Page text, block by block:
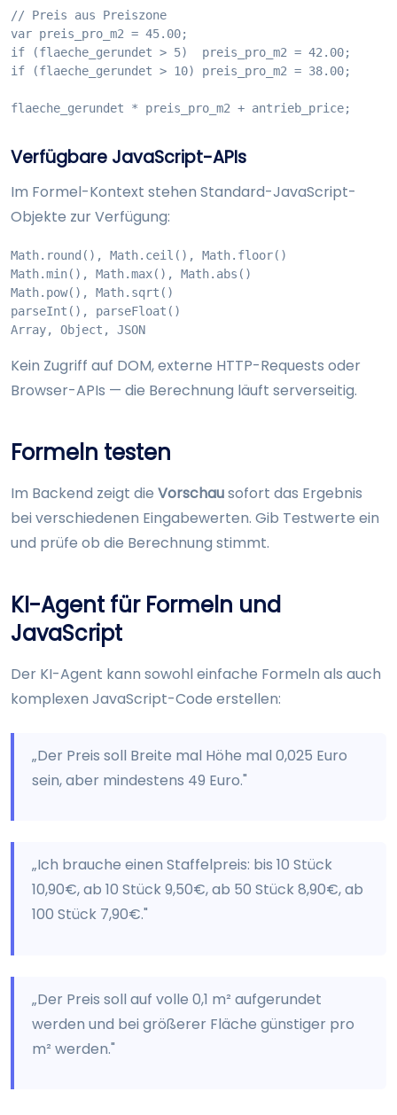
// Preis aus Preiszone
var preis_pro_m2 = 45.00;
if (flaeche_gerundet > 5)  preis_pro_m2 = 42.00;
if (flaeche_gerundet > 10) preis_pro_m2 = 38.00;
flaeche_gerundet * preis_pro_m2 + antrieb_price;
Verfügbare JavaScript-APIs
Im Formel-Kontext stehen Standard-JavaScript-
Objekte zur Verfügung:
Math.round(), Math.ceil(), Math.floor()
Math.min(), Math.max(), Math.abs()
Math.pow(), Math.sqrt()
parseInt(), parseFloat()
Array, Object, JSON
Kein Zugriff auf DOM, externe HTTP-Requests oder
Browser-APIs — die Berechnung läuft serverseitig.
Formeln testen
Im Backend zeigt die Vorschausofort das Ergebnis
bei verschiedenen Eingabewerten. Gib Testwerte ein
und prüfe ob die Berechnung stimmt.
KI-Agent für Formeln und
JavaScript
Der KI-Agent kann sowohl einfache Formeln als auch
komplexen JavaScript-Code erstellen:
„Der Preis soll Breite mal Höhe mal 0,025 Euro
sein, aber mindestens 49 Euro."
„Ich brauche einen Staffelpreis: bis 10 Stück
10,90€, ab 10 Stück 9,50€, ab 50 Stück 8,90€, ab
100 Stück 7,90€."
„Der Preis soll auf volle 0,1 m² aufgerundet
werden und bei größerer Fläche günstiger pro
m² werden."